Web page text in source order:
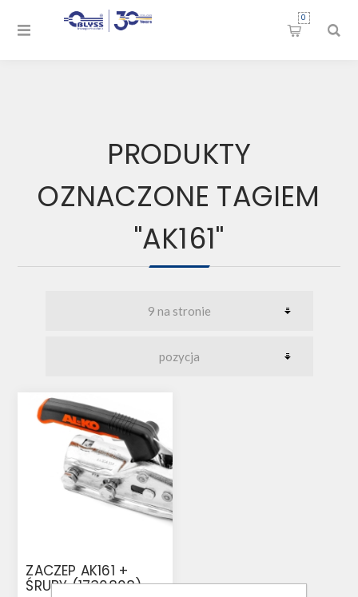
0
PRODUKTY
OZNACZONE TAGIEM
"AK161"
ZACZEP AK161 +
ŚRUBY (1730808)